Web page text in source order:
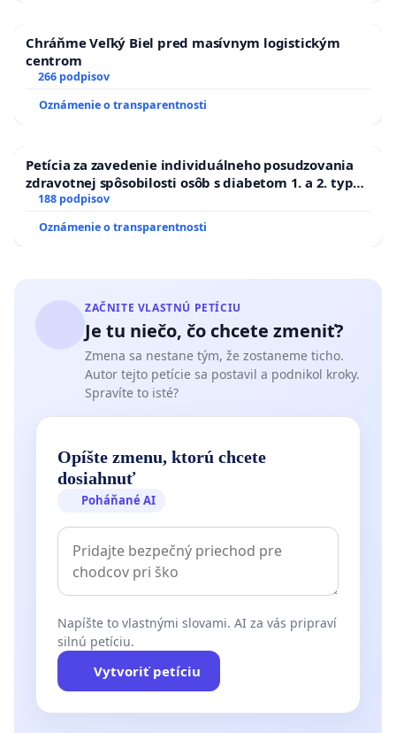
Chráňme Veľký Biel pred masívnym logistickým
centrom
266 podpisov
Oznámenie o transparentnosti
Petícia za zavedenie individuálneho posudzovania
zdravotnej spôsobilosti osôb s diabetom 1. a 2. typu
pri prijímaní do Policajného zboru SR
188 podpisov
Oznámenie o transparentnosti
ZAČNITE VLASTNÚ PETÍCIU
Je tu niečo, čo chcete zmeniť?
Zmena sa nestane tým, že zostaneme ticho.
Autor tejto petície sa postavil a podnikol kroky.
Spravíte to isté?
Opíšte zmenu, ktorú chcete
dosiahnuť
Poháňané AI
Napíšte to vlastnými slovami. AI za vás pripraví
silnú petíciu.
Vytvoriť petíciu